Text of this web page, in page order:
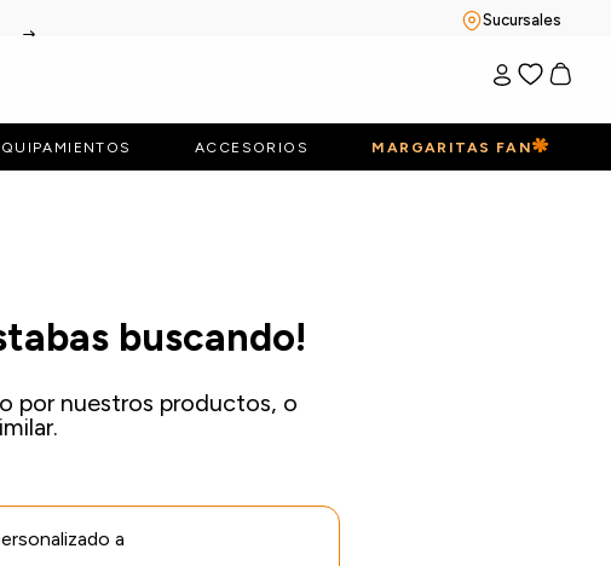
Sucursales
ACCESORIOS MARGARITAS FAN
buscando!
por nuestros productos, o
a